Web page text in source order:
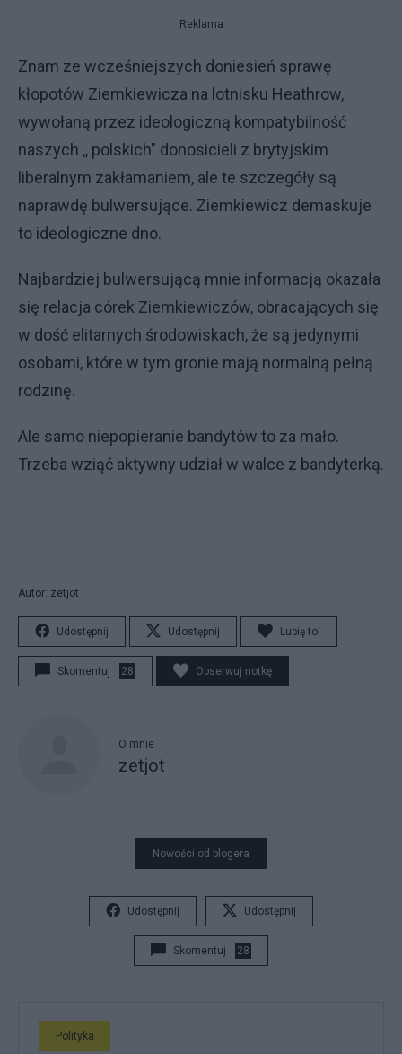
Reklama
Znam ze wcześniejszych doniesień sprawę
kłopotów Ziemkiewicza na lotnisku Heathrow,
wywołaną przez ideologiczną kompatybilność
naszych ,, polskich" donosicieli z brytyjskim
liberalnym zakłamaniem, ale te szczegóły są
naprawdę bulwersujące. Ziemkiewicz demaskuje
to ideologiczne dno.
Najbardziej bulwersującą mnie informacją okazała
się relacja córek Ziemkiewiczów, obracających się
w dość elitarnych środowiskach, że są jedynymi
osobami, które w tym gronie mają normalną pełną
rodzinę.
Ale samo niepopieranie bandytów to za mało.
Trzeba wziąć aktywny udział w walce z bandyterką.
Autor: zetjot
Udostępnij Udostępnij Lubię to!
Skomentuj 28 Obserwuj notkę
O mnie
zetjot
Nowości od blogera
Udostępnij Udostępnij
Skomentuj 28
Polityka